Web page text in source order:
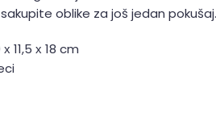
oblike za još jedan pokušaj.
11,5 х 18 cm